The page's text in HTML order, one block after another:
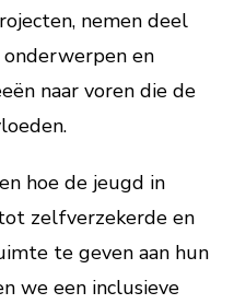
nemen deel
en
naar voren die de
hoe de jeugd in
zelfverzekerde en
te geven aan hun
we een inclusieve